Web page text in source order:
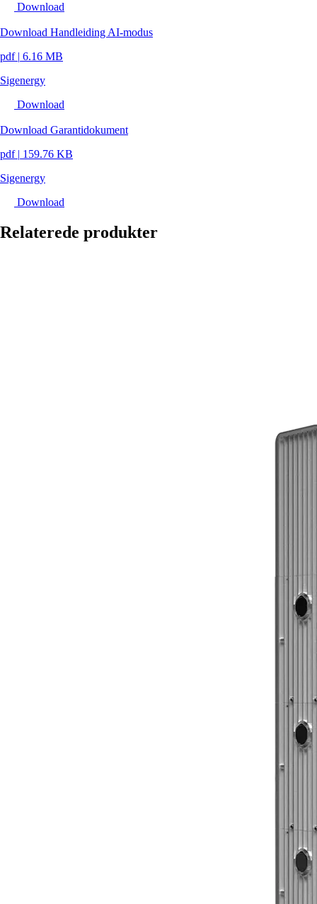
Download
Download Handleiding AI-modus
pdf | 6.16 MB
Sigenergy
Download
Download Garantidokument
pdf | 159.76 KB
Sigenergy
Download
Relaterede produkter